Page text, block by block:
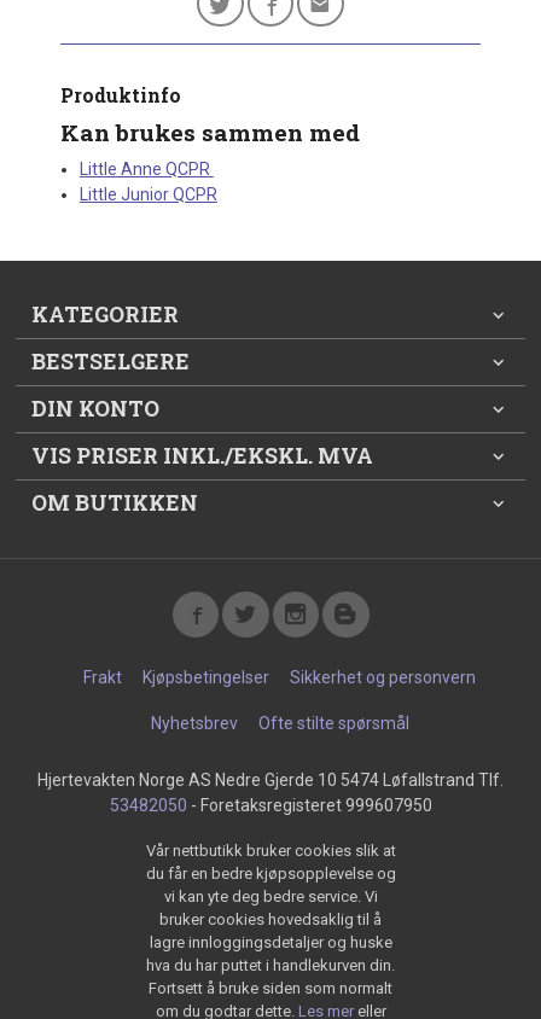
Produktinfo
Kan brukes sammen med
Little Anne QCPR
Little Junior QCPR
KATEGORIER
BESTSELGERE
DIN KONTO
VIS PRISER INKL./EKSKL. MVA
OM BUTIKKEN
Frakt Kjøpsbetingelser Sikkerhet og personvern
Nyhetsbrev Ofte stilte spørsmål
Hjertevakten Norge AS Nedre Gjerde 10 5474 Løfallstrand Tlf.
53482050 - Foretaksregisteret 999607950
Vår nettbutikk bruker cookies slik at
du får en bedre kjøpsopplevelse og
vi kan yte deg bedre service. Vi
bruker cookies hovedsaklig til å
lagre innloggingsdetaljer og huske
hva du har puttet i handlekurven din.
Fortsett å bruke siden som normalt
om du godtar dette. Les mer eller